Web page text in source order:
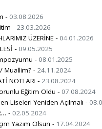
- 03.08.2026
- 23.03.2026
ÜZERİNE - 04.01.2026
- 09.05.2025
- 08.01.2025
Muallim? - 24.11.2024
NOTLARI - 23.08.2024
Eğitim Oldu - 07.08.2024
Liseleri Yeniden Açılmalı -
- 02.05.2024
Yazım Olsun - 17.04.2024